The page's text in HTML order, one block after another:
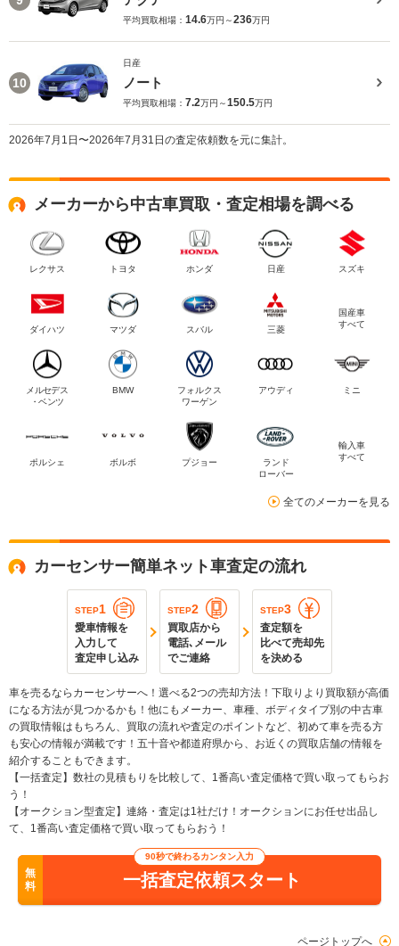
平均買取相場： 14.6万円～236万円
10
日産
ノート
平均買取相場： 7.2万円～150.5万円
2026年7月1日〜2026年7月31日の査定依頼数を元に集計。
メーカーから中古車買取・査定相場を調べる
レクサス トヨタ ホンダ 日産 スズキ
ダイハツ マツダ スバル 三菱
国産車
すべて
メルセデス
・ベンツ
BMW
フォルクス
ワーゲン
アウディ ミニ
ポルシェ ボルボ プジョー
ランド
ローバー
輸入車
すべて
全てのメーカーを見る
カーセンサー簡単ネット車査定の流れ
STEP1
愛車情報を
入力して
査定申し込み
STEP2
買取店から
電話､メール
でご連絡
STEP3
査定額を
比べて売却先
を決める
車を売るならカーセンサーへ！選べる2つの売却方法！下取りより買取額が高価
になる方法が見つかるかも！他にもメーカー、車種、ボディタイプ別の中古車
の買取情報はもちろん、買取の流れや査定のポイントなど、初めて車を売る方
も安心の情報が満載です！五十音や都道府県から、お近くの買取店舗の情報を
紹介することもできます。
【一括査定】数社の見積もりを比較して、1番高い査定価格で買い取ってもらお
う！
【オークション型査定】連絡・査定は1社だけ！オークションにお任せ出品し
て、1番高い査定価格で買い取ってもらおう！
無
料
90秒で終わるカンタン入力
一括査定依頼スタート
ページトップへ